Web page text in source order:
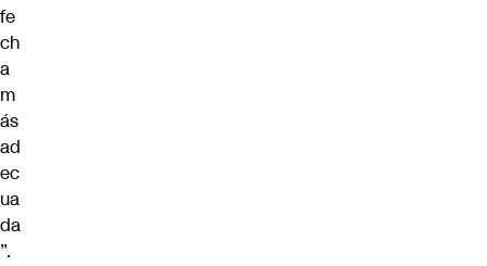
fe
ch
a
m
ás
ad
ec
ua
da
”.